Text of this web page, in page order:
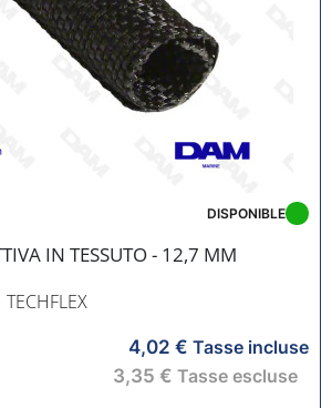
IN TESSUTO - 12,7 MM
TECHFLEX
DISPONIBLE
4,02 € Tasse incluse
3,35 € Tasse escluse